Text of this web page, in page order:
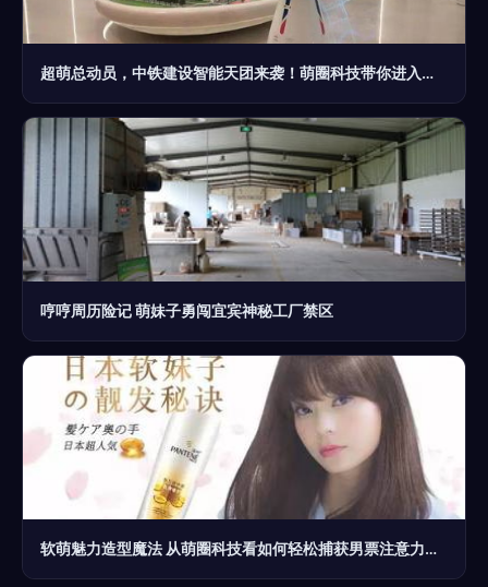
超萌总动员，中铁建设智能天团来袭！萌圈科技带你进入建设新境界
哼哼周历险记 萌妹子勇闯宜宾神秘工厂禁区
软萌魅力造型魔法 从萌圈科技看如何轻松捕获男票注意力的秘诀